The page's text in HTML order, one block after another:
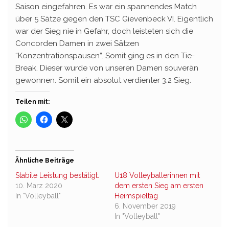
Saison eingefahren. Es war ein spannendes Match
über 5 Sätze gegen den TSC Gievenbeck VI. Eigentlich
war der Sieg nie in Gefahr, doch leisteten sich die
Concorden Damen in zwei Sätzen
“Konzentrationspausen”. Somit ging es in den Tie-
Break. Dieser wurde von unseren Damen souverän
gewonnen. Somit ein absolut verdienter 3:2 Sieg.
Teilen mit:
Ähnliche Beiträge
Stabile Leistung bestätigt.
10. März 2020
In "Volleyball"
U18 Volleyballerinnen mit
dem ersten Sieg am ersten
Heimspieltag
6. November 2019
In "Volleyball"